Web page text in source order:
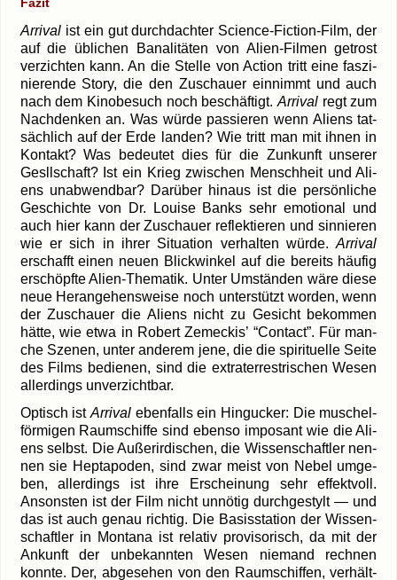
Arri­valist ein gut durch­dach­ter Science-Fiction-Film, der
auf die übli­chen Bana­li­tä­ten von Alien-Filmen getrost
ver­zich­ten kann. An die Stel­le von Action tritt eine fas­zi­
nie­ren­de Sto­ry, die den Zuschau­er ein­nimmt und auch
nach dem Kino­be­such noch beschäf­tigt.Arri­val regt zum
Nach­den­ken an. Was wür­de pas­sie­ren wenn Ali­ens tat­
säch­lich auf der Erde lan­den? Wie tritt man mit ihnen in
Kon­takt? Was bedeu­tet dies für die Zun­kunft unse­rer
Gesll­schaft? Ist ein Krieg zwi­schen Mensch­heit und Ali­
ens unab­wend­bar? Dar­über hin­aus ist die per­sön­li­che
Geschich­te von Dr. Loui­se Banks sehr emo­tio­nal und
auch hier kann der Zuschau­er reflek­tie­ren und sin­nie­ren
wie er sich in ihrer Situa­ti­on ver­hal­ten wür­de.Arri­val
erschafft einen neu­en Blick­win­kel auf die bereits häu­fig
erschöpf­te Alien-Thematik. Unter Umstän­den wäre die­se
neue Her­an­ge­hens­wei­se noch unter­stützt wor­den, wenn
der Zuschau­er die Ali­ens nicht zu Gesicht bekom­men
hät­te, wie etwa in Robert Zeme­ckis’ “Cont­act”. Für man­
che Sze­nen, unter ande­rem jene, die die spi­ri­tu­el­le Sei­te
des Films bedie­nen, sind die extra­ter­res­tri­schen Wesen
aller­dings unverzichtbar.
Optisch ist Arri­valeben­falls ein Hin­gu­cker: Die muschel­
för­mi­gen Raum­schif­fe sind eben­so impo­sant wie die Ali­
ens selbst. Die Außer­ir­di­schen, die Wis­sen­schaft­ler nen­
nen sie Hep­ta­po­den, sind zwar meist von Nebel umge­
ben, aller­dings ist ihre Erschei­nung sehr effekt­voll.
Ansons­ten ist der Film nicht unnö­tig durch­ge­stylt — und
das ist auch genau rich­tig. Die Basis­sta­ti­on der Wis­sen­
schaft­ler in Mon­ta­na ist rela­tiv pro­vi­so­risch, da mit der
Ankunft der unbe­kann­ten Wesen nie­mand rech­nen
konn­te. Der, abge­se­hen von den Raum­schif­fen, ver­hält­